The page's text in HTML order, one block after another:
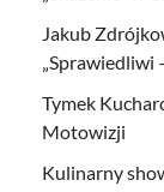
Jakub
„Sprawiedliwi
Tymek
Motowizji
Kulinarny